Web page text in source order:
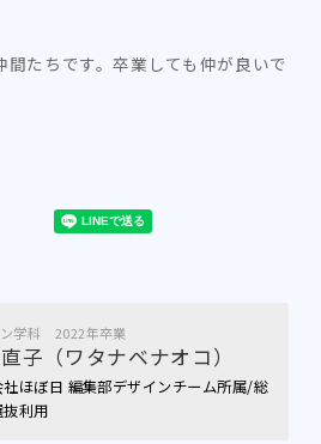
たちです。卒業しても仲が良いで
学科 2022年卒業
子（ワタナベナオコ）
社ほぼ日 編集部デザインチーム所属/総
利用